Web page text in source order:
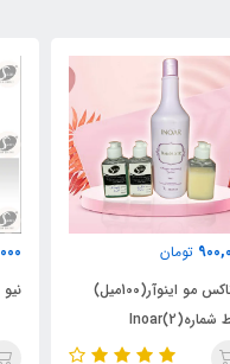
950,000 تومان
نیو پک پروتئین کیت 300 میل